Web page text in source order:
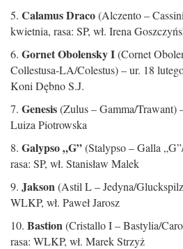
5. Calamus Draco(Alczento –
kwietnia, rasa: SP, wł. Irena
6. Gornet Obolensky I(Cornet
Collestusa-LA/Colestus) – ur. 18
Koni Dębno S.J.
7. Genesis(Zulus – Gamma/Trawant)
Luiza Piotrowska
8. Galypso „G”(Stalypso – Galla
rasa: SP, wł. Stanisław Malek
9. Jakson (Astil L – Jedyna/
WLKP, wł. Paweł Jarosz
10. Bastion (Cristallo I – Bastylia/
rasa: WLKP, wł. Marek Strzyż